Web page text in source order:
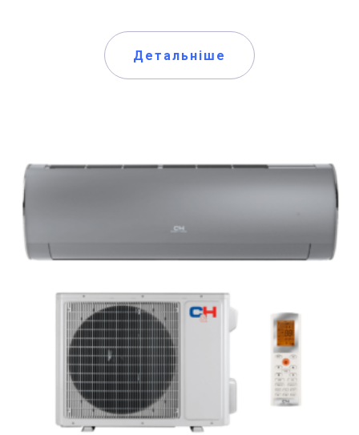
Детальніше